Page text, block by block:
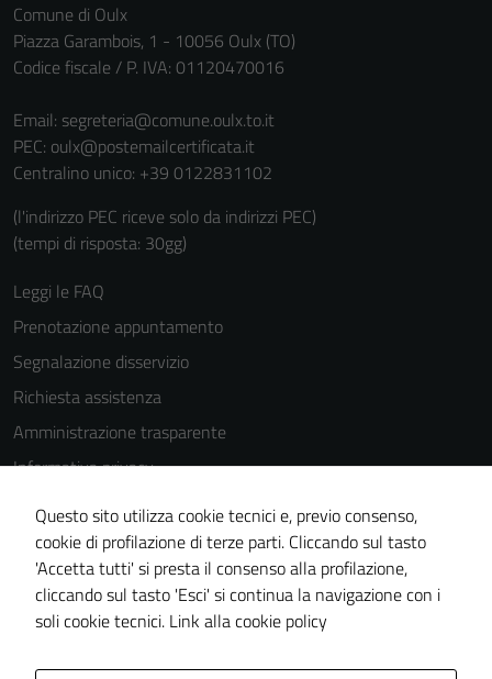
Comune di Oulx
Piazza Garambois, 1 - 10056 Oulx (TO)
Codice fiscale / P. IVA: 01120470016
Email: segreteria@comune.oulx.to.it
PEC: oulx@postemailcertificata.it
Centralino unico: +39 0122831102
(l'indirizzo PEC riceve solo da indirizzi PEC)
(tempi di risposta: 30gg)
Leggi le FAQ
Prenotazione appuntamento
Segnalazione disservizio
Richiesta assistenza
Amministrazione trasparente
Informativa privacy
Cookie Policy
Note legali
Dichiarazione di accessibilità
Piano di miglioramento del sito
Questo sito utilizza cookie tecnici e, previo consenso,
cookie di profilazione di terze parti. Cliccando sul tasto
'Accetta tutti' si presta il consenso alla profilazione,
cliccando sul tasto 'Esci' si continua la navigazione con i
soli cookie tecnici. Link alla cookie policy
Questi cookie
non raccolgono